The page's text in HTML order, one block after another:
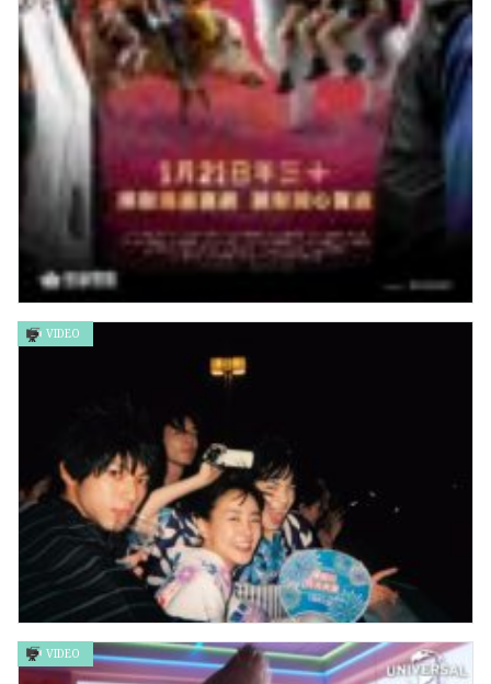
超神經械劫案下 Everything Under Control
餘命10年 The Last 10 Years
VIDEO
VIDEO